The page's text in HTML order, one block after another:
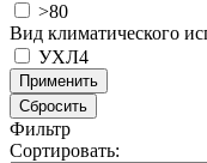
>80
Вид климатического
УХЛ4
Применить
Сбросить
Фильтр
Сортировать: